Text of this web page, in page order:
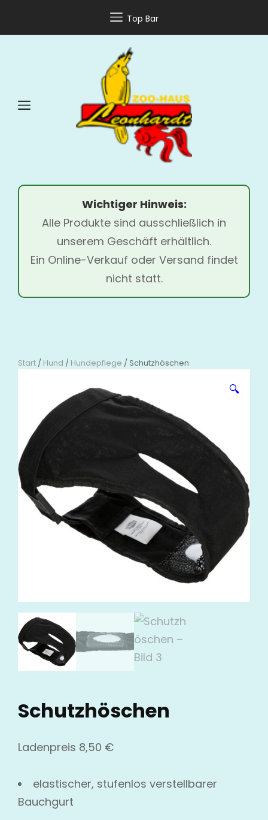
Top Bar
Wichtiger Hinweis:
Alle Produkte sind ausschließlich in
unserem Geschäft erhältlich.
Ein Online-Verkauf oder Versand findet
nicht statt.
Start / Hund / Hundepflege / Schutzhöschen
🔍
Schutzhöschen
Ladenpreis 8,50 €
elastischer, stufenlos verstellbarer
Bauchgurt